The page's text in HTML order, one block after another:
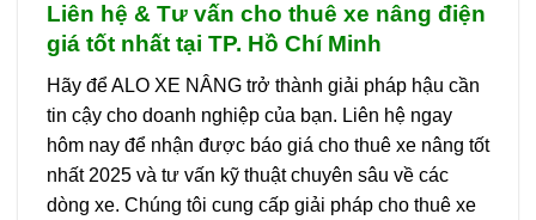
Liên hệ & Tư vấn cho thuê xe nâng điện
giá tốt nhất tại TP. Hồ Chí Minh
Hãy để ALO XE NÂNG trở thành giải pháp hậu cần
tin cậy cho doanh nghiệp của bạn. Liên hệ ngay
hôm nay để nhận được báo giá cho thuê xe nâng tốt
nhất 2025 và tư vấn kỹ thuật chuyên sâu về các
dòng xe. Chúng tôi cung cấp giải pháp cho thuê xe